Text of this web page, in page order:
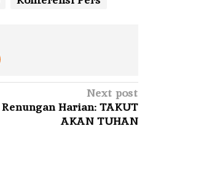
Next post
Renungan Harian: TAKUT
AKAN TUHAN